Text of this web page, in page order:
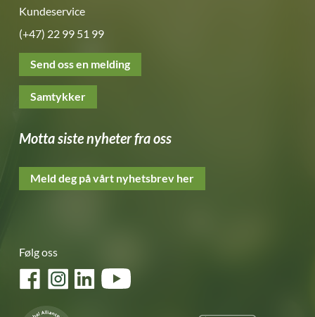
Kundeservice
(+47) 22 99 51 99
Send oss en melding
Samtykker
Motta siste nyheter fra oss
Meld deg på vårt nyhetsbrev her
Følg oss
FacebookInstagramLinkedInYouTube